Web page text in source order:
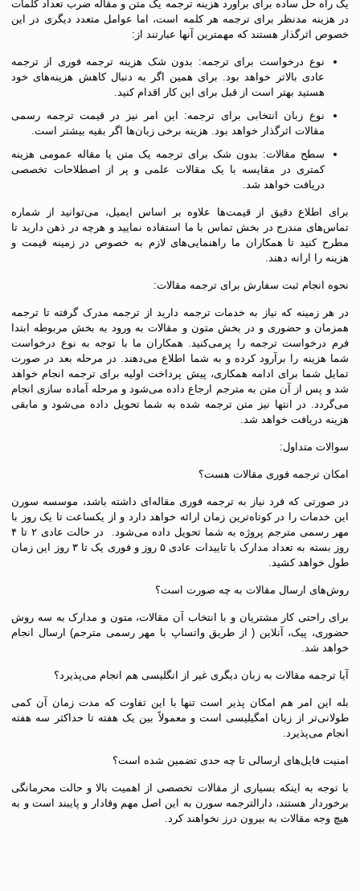
یک راه حل ساده برای برآورد هزینه ترجمه یک متن و مقاله ضرب تعداد کلمات
در هزینه مدنظر برای ترجمه هر کلمه است، اما عوامل متعدد دیگری در این
خصوص اثرگذار هستند که مهمترین آنها عبارتند از:
نوع درخواست برای ترجمه: بدون شک هزینه ترجمه فوری از ترجمه
عادی بالاتر خواهد بود. برای همین اگر به دنبال کاهش هزینه‌های خود
هستید بهتر است از قبل برای این کار اقدام کنید.
نوع زبان انتخابی برای ترجمه: این امر نیز در قیمت ترجمه رسمی
مقالات اثرگذار خواهد بود. هزینه برخی زبان‌ها اگر بقیه بیشتر است.
سطح مقالات: بدون شک برای ترجمه یک متن یا مقاله عمومی هزینه
کمتری در مقایسه با یک مقالات علمی و پر از اصطلاحات تخصصی
دریافت خواهد شد.
برای اطلاع دقیق از قیمت‌ها علاوه بر اساس ایمیل، می‌توانید از شماره‌
تماس‌های مندرج در بخش تماس با ما استفاده نمایید و هرچه در ذهن دارید تا
مطرح کنید تا همکاران ما راهنمایی‌های لازم به خصوص در زمینه قیمت و
هزینه را ارانه دهند.
نحوه انجام ثبت سفارش برای ترجمه مقالات:
در هر زمینه که نیاز به خدمات ترجمه دارید از ترجمه مدرک گرفته تا ترجمه
همزمان و حضوری و در بخش متون و مقالات به ورود به بخش مربوطه ابتدا
فرم درخواست ترجمه را پر‌می‌کنید. همکاران ما با توجه به نوع درخواست
شما هزینه را برآرود کرده و به شما اطلاع می‌دهند. در مرحله بعد در صورت
تمایل شما برای ادامه همکاری، پیش پرداخت اولیه برای ترجمه انجام خواهد
شد و پس از آن متن به مترجم ارجاع داده می‌شود و مرحله آماده سازی انجام
می‌گردد. در انتها نیز متن ترجمه شده به شما تحویل داده می‌شود و مابقی
هزینه دریافت خواهد شد.
سوالات متداول:
امکان ترجمه فوری مقالات هست؟
در صورتی که فرد نیاز به ترجمه فوری مقاله‌ای داشته باشد، موسسه سورن
این خدمات را در کوتاه‌ترین زمان ارائه خواهد دارد و از یکساعت تا یک روز با
مهر رسمی مترجم پروژه به شما تحویل داده می‌شود. در حالت عادی ۲ تا ۴
روز بسته به تعداد مدارک با تاییدات عادی ۵ روز و فوری یک تا ۳ روز این زمان
طول خواهد کشید.
روش‌های ارسال مقالات به چه صورت است؟
برای راحتی کار مشتریان و با انتخاب آن مقالات، متون و مدارک به سه روش
حضوری، پیک، آنلاین ( از طریق واتساپ با مهر رسمی مترجم) ارسال انجام
خواهد شد.
آیا ترجمه مقالات به زبان دیگری غیر از انگلیسی هم انجام می‌پذیرد؟
بله این امر هم امکان پذیر است تنها با این تفاوت که مدت زمان آن کمی
طولانی‌تر از زبان امگیلیسی است و معمولاً بین یک هفته تا حداکثر سه هفته
انجام می‌پذیرد.
امنیت فایل‌های ارسالی تا چه حدی تضمین شده است؟
با توجه به اینکه بسیاری از مقالات تخصصی از اهمیت بالا و حالت محرمانگی
برخوردار هستند، دارالترجمه سورن به این اصل مهم وفادار و پایبند است و به
هیچ وجه مقالات به بیرون درز نخواهند کرد.